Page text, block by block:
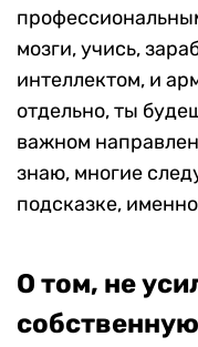
мозги, учись,
интеллектом, и
отдельно, ты
важном
знаю, многие
подсказке,
О том, не